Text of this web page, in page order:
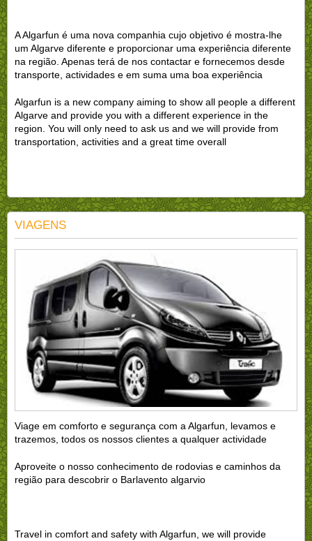
A Algarfun é uma nova companhia cujo objetivo é mostra-lhe
um Algarve diferente e proporcionar uma experiência diferente
na região. Apenas terá de nos contactar e fornecemos desde
transporte, actividades e em suma uma boa experiência
Algarfun is a new company aiming to show all people a different
Algarve and provide you with a different experience in the
region. You will only need to ask us and we will provide from
transportation, activities and a great time overall
VIAGENS
Viage em comforto e segurança com a Algarfun, levamos e
trazemos, todos os nossos clientes a qualquer actividade
Aproveite o nosso conhecimento de rodovias e caminhos da
região para descobrir o Barlavento algarvio
Travel in comfort and safety with Algarfun, we will provide